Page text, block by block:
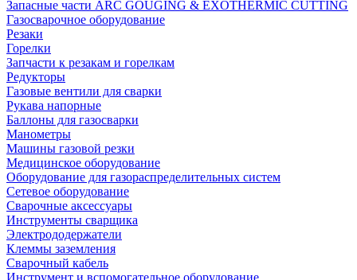
Запасные части ARC GOUGING & EXOTHERMIC CUTTING
Газосварочное оборудование
Резаки
Горелки
Запчасти к резакам и горелкам
Редукторы
Газовые вентили для сварки
Рукава напорные
Баллоны для газосварки
Манометры
Машины газовой резки
Медицинское оборудование
Оборудование для газораспределительных систем
Сетевое оборудование
Сварочные аксессуары
Инструменты сварщика
Электрододержатели
Клеммы заземления
Сварочный кабель
Инструмент и вспомогательное оборудование